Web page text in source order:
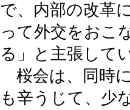
で、内部の改革
って外交をおこ
る」と主張して
桜会は、同時
も辛うじて、少